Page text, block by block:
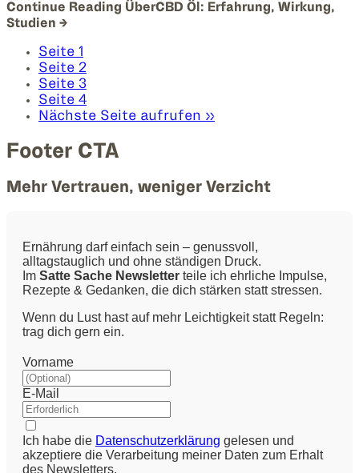
Continue Reading ÜberCBD Öl: Erfahrung, Wirkung,
Studien →
Seite 1
Seite 2
Seite 3
Seite 4
Nächste Seite aufrufen »
Footer CTA
Mehr Vertrauen, weniger Verzicht
Ernährung darf einfach sein – genussvoll,
alltagstauglich und ohne ständigen Druck.
Im Satte Sache Newsletter teile ich ehrliche Impulse,
Rezepte & Gedanken, die dich stärken statt stressen.
Wenn du Lust hast auf mehr Leichtigkeit statt Regeln:
trag dich gern ein.
Vorname
E-Mail
Ich habe die Datenschutzerklärung gelesen und
akzeptiere die Verarbeitung meiner Daten zum Erhalt
des Newsletters.